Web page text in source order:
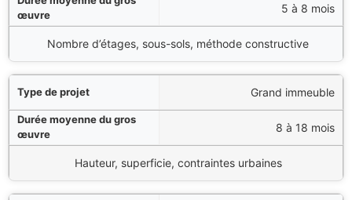
5 à 8 mois
Nombre d’étages, sous-sols, méthode constructive
Grand immeuble
8 à 18 mois
Hauteur, superficie, contraintes urbaines